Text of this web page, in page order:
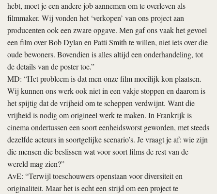
hebt, moet je een andere job aannemen om te overleven als
filmmaker. Wij vonden het ‘verkopen’ van ons project aan
producenten ook een zware opgave. Men gaf ons vaak het gevoel
een film over Bob Dylan en Patti Smith te willen, niet iets over die
oude bewoners. Bovendien is alles altijd een onderhandeling, tot
de details van de poster toe.”
MD: “Het probleem is dat men onze film moeilijk kon plaatsen.
Wij kunnen ons werk ook niet in een vakje stoppen en daarom is
het spijtig dat de vrijheid om te scheppen verdwijnt. Want die
vrijheid is nodig om origineel werk te maken. In Frankrijk is
cinema ondertussen een soort eenheidsworst geworden, met steeds
dezelfde acteurs in soortgelijke scenario’s. Je vraagt je af: wie zijn
die mensen die beslissen wat voor soort films de rest van de
wereld mag zien?”
AvE: “Terwijl toeschouwers openstaan voor diversiteit en
originaliteit. Maar het is echt een strijd om een project te